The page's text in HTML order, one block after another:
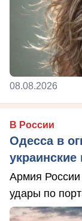
08.08.2026
В России
Одесса в
Армия
удары по